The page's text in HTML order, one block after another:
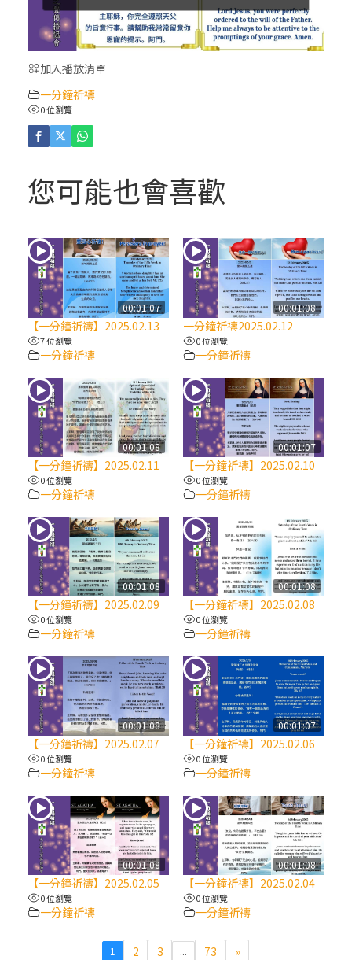
【信仰之旅】第十集：「逾越奧蹟」— 錢玲
珠老師
(5)黃敏正主教帶你做「四旬期避靜」—【逾
人相遇
(2)黃敏正主教帶你做「四旬期避靜」—【逾
越的智慧】：七項齋戒的意義與益處
【信仰之旅】第九集：「如果你的痛苦比快
樂多」—歐義明神父 / 應芝莉老師
(1)黃敏正主教帶你做「四旬期避靜」—【逾
越的智慧】：聖方濟的靈修，「不占為己
有」
【信仰之旅】第八集：「耶穌為什麼降生到
人世」—高樂祈修女
2025/10/10【萬物讚頌頌歌 – 太陽與生態音
樂會】紀念聖方濟與已逝教宗方濟各（中）
2025/10/10【萬物讚頌頌歌 – 太陽與生態音
樂會】紀念聖方濟與已逝教宗方濟各（下）
2025/10/10【萬物讚頌頌歌 – 太陽與生態音
樂會】紀念聖方濟與已逝教宗方濟各（上）
(9完結)黃敏正主教帶你做【將臨期避靜】—
匝凱的「新生命」：利他與內化
降生成人與人同在＝「厄瑪努爾」
(7)黃敏正主教帶你做【將臨期避靜】—耶穌
降生人間，需要人的「接納」
(6)黃敏正主教帶你做【將臨期避靜】—「馬
加入播放清單
一分鐘祈禱
0 位瀏覽
您可能也會喜歡
00:01:07
【一分鐘祈禱】2025.02.13
7 位瀏覽
一分鐘祈禱
00:01:08
一分鐘祈禱2025.02.12
0 位瀏覽
一分鐘祈禱
00:01:08
【一分鐘祈禱】2025.02.11
0 位瀏覽
一分鐘祈禱
00:01:07
【一分鐘祈禱】2025.02.10
0 位瀏覽
一分鐘祈禱
00:01:08
【一分鐘祈禱】2025.02.09
0 位瀏覽
一分鐘祈禱
00:01:08
【一分鐘祈禱】2025.02.08
0 位瀏覽
一分鐘祈禱
00:01:08
【一分鐘祈禱】2025.02.07
0 位瀏覽
一分鐘祈禱
00:01:07
【一分鐘祈禱】2025.02.06
0 位瀏覽
一分鐘祈禱
00:01:08
【一分鐘祈禱】2025.02.05
0 位瀏覽
一分鐘祈禱
00:01:08
【一分鐘祈禱】2025.02.04
0 位瀏覽
一分鐘祈禱
1 2 3 ... 73 »